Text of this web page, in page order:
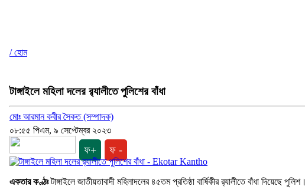
/ হোম
টাঙ্গাইলে মহিলা দলের র‌্যালীতে পুলিশের বাঁধা
মোঃ আরমান কবীর সৈকত (সম্পাদক)
০৮:৫৫ পিএম, ৯ সেপ্টেম্বর ২০২৩
ফ+ ফ -
একতার কণ্ঠঃটাঙ্গাইলে জাতীয়তাবাদী মহিলাদলের ৪৫তম প্রতিষ্ঠা বার্ষিকীর র‌্যালীতে বাঁধা দিয়েছে পুলিশ।